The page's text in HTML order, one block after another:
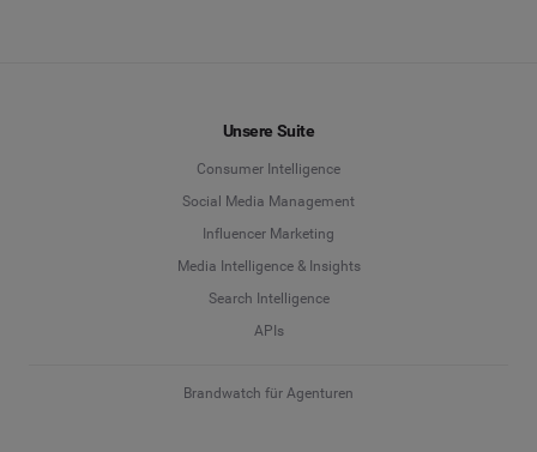
Unsere Suite
Consumer Intelligence
Social Media Management
Influencer Marketing
Media Intelligence & Insights
Search Intelligence
APIs
Brandwatch für Agenturen